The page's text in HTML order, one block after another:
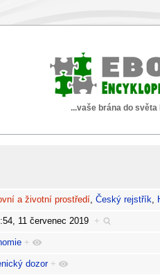
...vaše brána do
a životní prostředí,Český rejstřík,
11 červenec 2019 +
+
dozor +